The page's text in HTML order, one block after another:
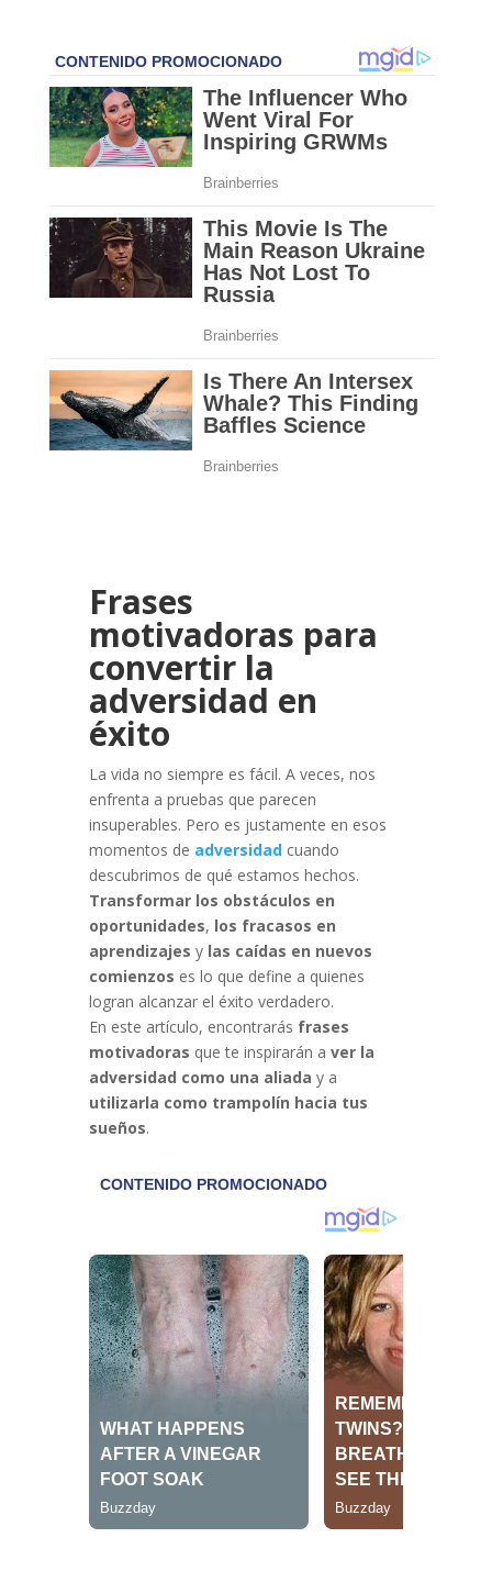
Frases
motivadoras para
convertir la
adversidad en
éxito
La vida no siempre es fácil. A veces, nos
enfrenta a pruebas que parecen
insuperables. Pero es justamente en esos
momentos de adversidadcuando
descubrimos de qué estamos hechos.
Transformar los obstáculos en
oportunidades, los fracasos en
aprendizajes y las caídas en nuevos
comienzos es lo que define a quienes
logran alcanzar el éxito verdadero.
En este artículo, encontrarás frases
motivadoras que te inspirarán a ver la
adversidad como una aliada y a
utilizarla como trampolín hacia tus
sueños.